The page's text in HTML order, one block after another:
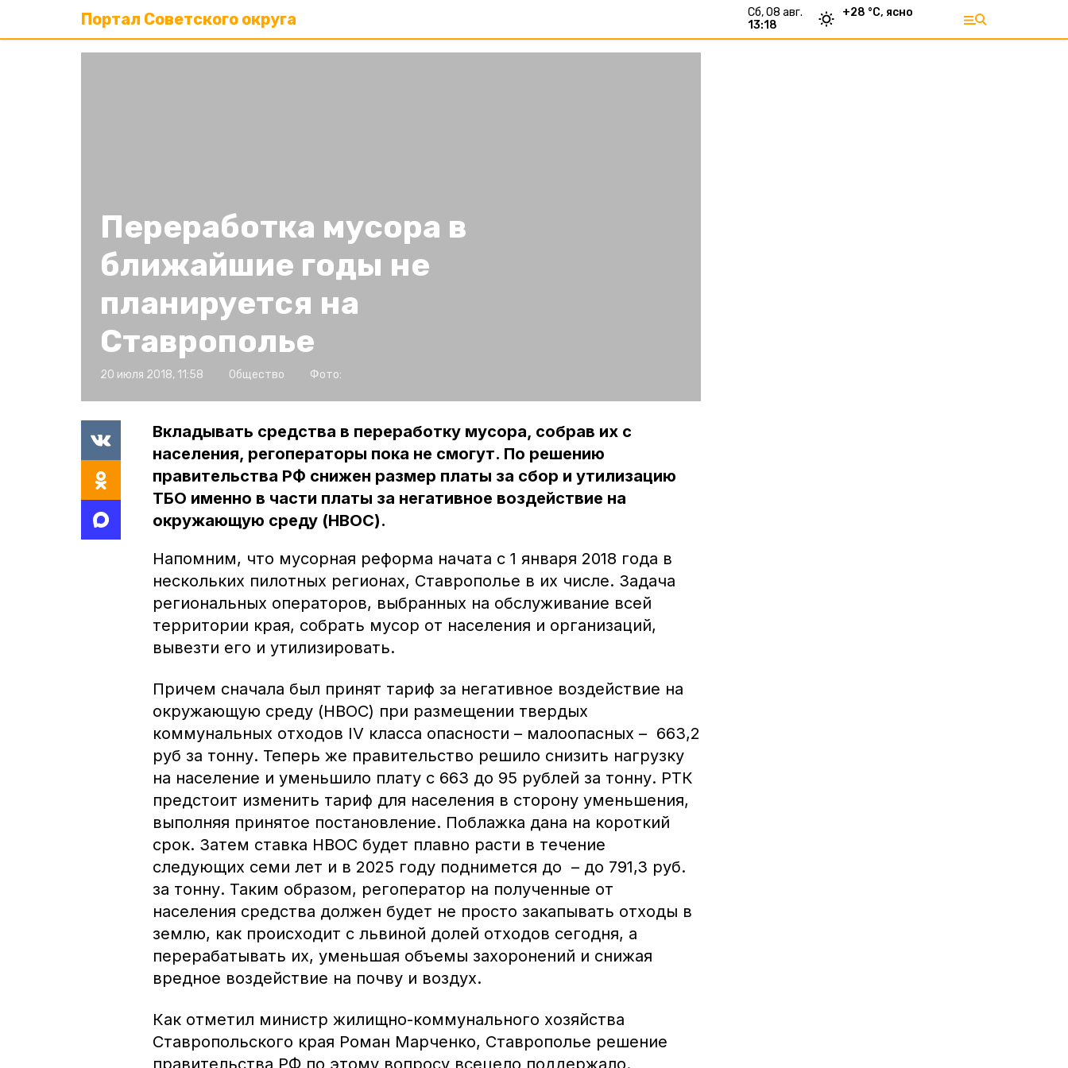
Портал Советского округа
сб, 08 авг.
13:18
+28 °С, ясно
Переработка мусора в
ближайшие годы не
планируется на
Ставрополье
20 июля 2018, 11:58 Общество Фото:
Вкладывать средства в переработку мусора, собрав их с
населения, регоператоры пока не смогут. По решению
правительства РФ снижен размер платы за сбор и утилизацию
ТБО именно в части платы за негативное воздействие на
окружающую среду (НВОС).
Напомним, что мусорная реформа начата с 1 января 2018 года в
нескольких пилотных регионах, Ставрополье в их числе. Задача
региональных операторов, выбранных на обслуживание всей
территории края, собрать мусор от населения и организаций,
вывезти его и утилизировать.
Причем сначала был принят тариф за негативное воздействие на
окружающую среду (НВОС) при размещении твердых
коммунальных отходов IV класса опасности – малоопасных – 663,2
руб за тонну. Теперь же правительство решило снизить нагрузку
на население и уменьшило плату с 663 до 95 рублей за тонну. РТК
предстоит изменить тариф для населения в сторону уменьшения,
выполняя принятое постановление. Поблажка дана на короткий
срок. Затем ставка НВОС будет плавно расти в течение
следующих семи лет и в 2025 году поднимется до – до 791,3 руб.
за тонну. Таким образом, регоператор на полученные от
населения средства должен будет не просто закапывать отходы в
землю, как происходит с львиной долей отходов сегодня, а
перерабатывать их, уменьшая объемы захоронений и снижая
вредное воздействие на почву и воздух.
Как отметил министр жилищно-коммунального хозяйства
Ставропольского края Роман Марченко, Ставрополье решение
правительства РФ по этому вопросу всецело поддержало.